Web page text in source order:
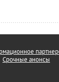
Срочные анонсы